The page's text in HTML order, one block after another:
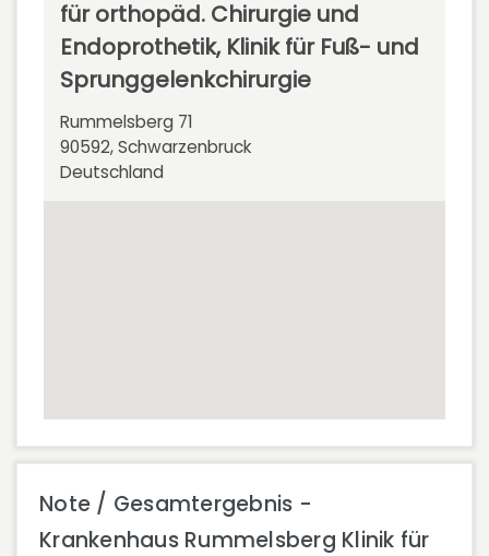
für orthopäd. Chirurgie und
Endoprothetik, Klinik für Fuß- und
Sprunggelenkchirurgie
Rummelsberg 71
90592, Schwarzenbruck
Deutschland
Note / Gesamtergebnis -
Krankenhaus Rummelsberg Klinik für